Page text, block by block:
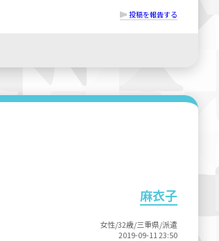
投稿を報告する
麻衣子
女性/32歳/三重県/派遣
2019-09-11 23:50